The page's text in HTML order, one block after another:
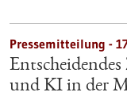
Pressemitteilung -
und KI in der